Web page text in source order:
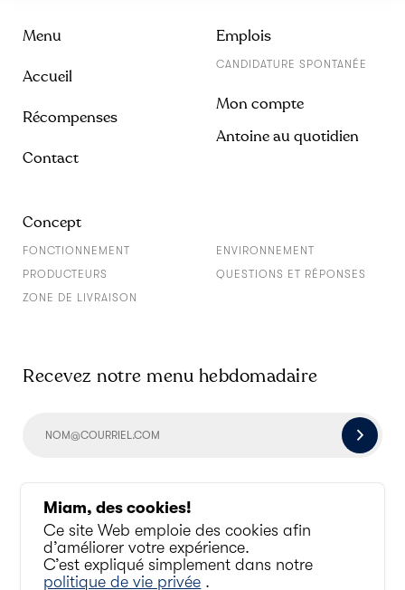
Miam, des cookies!
Ce site Web emploie des cookies afin
d’améliorer votre expérience.
C’est expliqué simplement dans notre
politique de vie privée .
Menu
Accueil
Récompenses
Contact
Emplois
CANDIDATURE SPONTANÉE
Mon compte
Antoine au quotidien
Concept
FONCTIONNEMENT
ENVIRONNEMENT
PRODUCTEURS
QUESTIONS ET RÉPONSES
ZONE DE LIVRAISON
Socialisons un peu
Recevez notre menu hebdomadaire